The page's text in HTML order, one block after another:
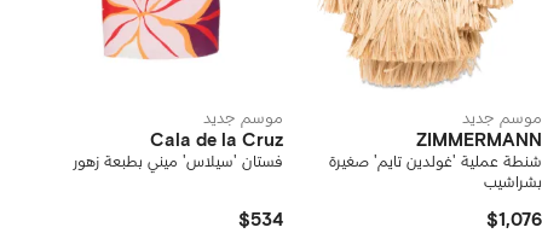
موسم جديد
ZIMMERMANN
شنطة عملية 'غولدين تايم' صغيرة
بشراشيب
$1,076
موسم جديد
Cala de la Cruz
فستان 'سيلاس' ميني بطبعة زهور
$534